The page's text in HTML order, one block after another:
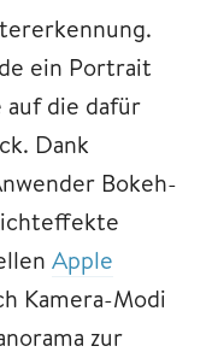
ein Portrait
die dafür
Dank
Bokeh-
Apple
Kamera-Modi
zur